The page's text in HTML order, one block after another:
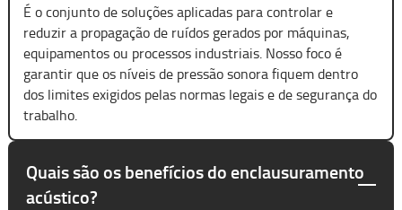
É o conjunto de soluções aplicadas para controlar e
reduzir a propagação de ruídos gerados por máquinas,
equipamentos ou processos industriais. Nosso foco é
garantir que os níveis de pressão sonora fiquem dentro
dos limites exigidos pelas normas legais e de segurança do
trabalho.
Quais são os benefícios do enclausuramento
acústico?